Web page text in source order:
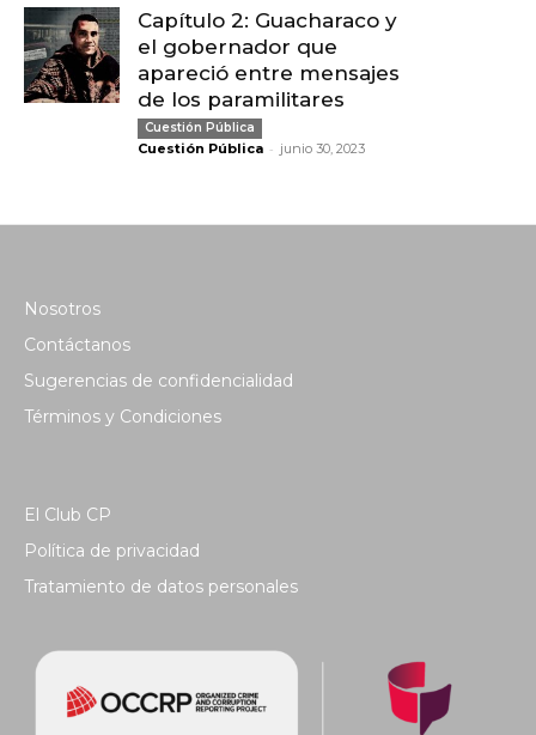
Capítulo 2: Guacharaco y
el gobernador que
apareció entre mensajes
de los paramilitares
Cuestión Pública
Cuestión Pública - junio 30, 2023
Nosotros
Contáctanos
Sugerencias de confidencialidad
Términos y Condiciones
El Club CP
Política de privacidad
Tratamiento de datos personales